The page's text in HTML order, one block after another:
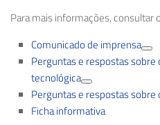
Para mais informações, consultar
Comunicado de imprensa
Perguntas e respostas
tecnológica
Perguntas e respostas
Ficha informativa